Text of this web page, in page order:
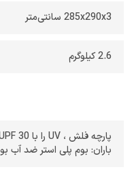
285x290x3 سانتی‌متر
2.6 کیلوگرم
پارچه فلش ، UV را با UPF 30 فیلتر می کند.
باران: بوم پلی استر ضد آب